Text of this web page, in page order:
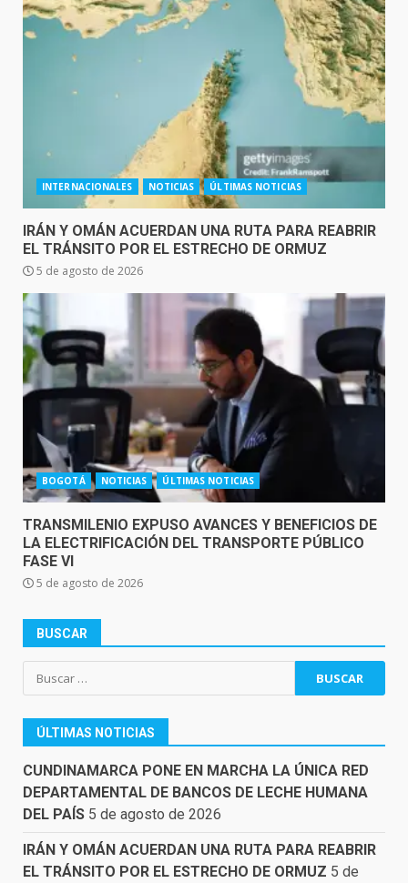
INTERNACIONALES NOTICIAS ÚLTIMAS NOTICIAS
IRÁN Y OMÁN ACUERDAN UNA RUTA PARA REABRIR
EL TRÁNSITO POR EL ESTRECHO DE ORMUZ
5 de agosto de 2026
BOGOTÁ NOTICIAS ÚLTIMAS NOTICIAS
TRANSMILENIO EXPUSO AVANCES Y BENEFICIOS DE
LA ELECTRIFICACIÓN DEL TRANSPORTE PÚBLICO
FASE VI
5 de agosto de 2026
BUSCAR
Buscar:
ÚLTIMAS NOTICIAS
CUNDINAMARCA PONE EN MARCHA LA ÚNICA RED
DEPARTAMENTAL DE BANCOS DE LECHE HUMANA
DEL PAÍS 5 de agosto de 2026
IRÁN Y OMÁN ACUERDAN UNA RUTA PARA REABRIR
EL TRÁNSITO POR EL ESTRECHO DE ORMUZ 5 de